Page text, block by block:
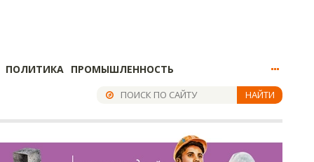
ПОЛИТИКА ПРОМЫШЛЕННОСТЬ
НАЙТИ